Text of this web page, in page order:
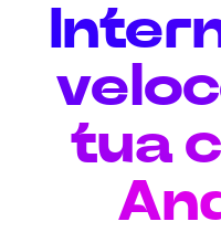
tua